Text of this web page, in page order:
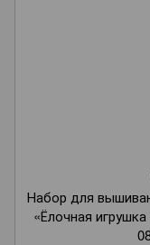
Набор для
«Ёлочная